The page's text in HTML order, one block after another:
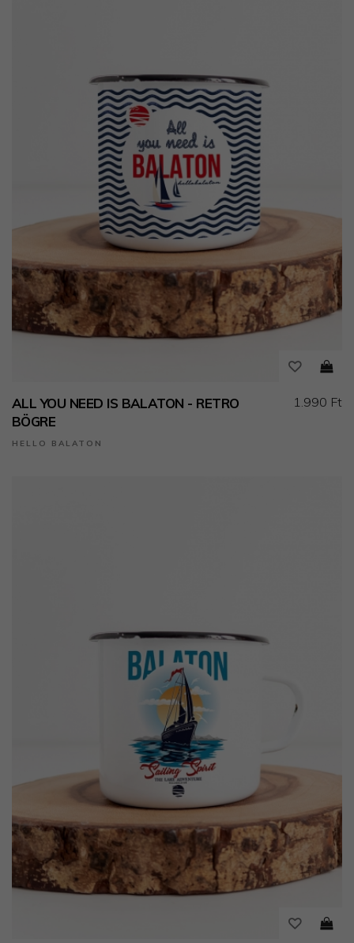
ALL YOU NEED IS BALATON - RETRO
BÖGRE
HELLO BALATON
1.990 Ft